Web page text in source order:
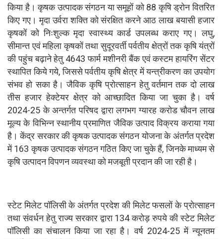
किया है। कृषक उत्पादक संगठन या समूहों को 88 कृषि ड्रोन वितरित
किए गए। मृदा उर्वरा शक्ति को संरक्षित करने आठ लाख बयासी हजार
कृषकों को निःशुल्क मृदा स्वास्थ्य कार्ड उपलब्ध कराए गए। लघु,
सीमान्त एवं महिला कृषकों तथा सुदूरवर्ती पर्वतीय क्षेत्रों तक कृषि यंत्रों
की पहुंच बढ़ाने हेतु 4643 फार्म मशीनरी बैंक एवं कस्टम हायरिंग सेंटर
स्थापित किये गये, जिससे पर्वतीय कृषि क्षेत्र में यन्त्रीकरण का उपयोग
संभव हो सका है। जैविक कृषि प्रोत्साहन हेतु वर्तमान तक दो लाख
तीस हजार हेक्टेयर क्षेत्र को आच्छादित किया जा चुका है। वर्ष
2024-25 के अन्तर्गत परिषद द्वारा लगभग ग्यारह करोड चौवन लाख
मूल्य के विभिन्न स्थानीय प्रमाणित जैविक उत्पाद विक्रय कराया गया
है। केंद्र सरकार की कृषक उत्पादक संगठन योजना के अंतर्गत प्रदेश
में 163 कृषक उत्पादक संगठन गठित किए जा चुके हैं, जिनके माध्यम से
कृषि उत्पादन विपणन व्यवस्था को मजबूती प्रदान की जा रही है।
स्टेट मिलेट पॉलिसी के अंतर्गत प्रदेश की मिलेट फसलों के प्रोत्साहन
तथा संवर्धन हेतु राज्य सरकार द्वारा 134 करोड़ रुपये की स्टेट मिलेट
पॉलिसी का संचालन किया जा रहा है। वर्ष 2024-25 में न्यूनतम